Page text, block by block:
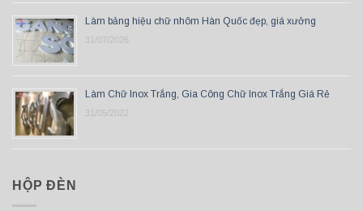
Làm bảng hiệu chữ nhôm Hàn Quốc đẹp, giá xưởng
31/07/2026
Làm Chữ Inox Trắng, Gia Công Chữ Inox Trắng Giá Rẻ
31/05/2022
HỘP ĐÈN